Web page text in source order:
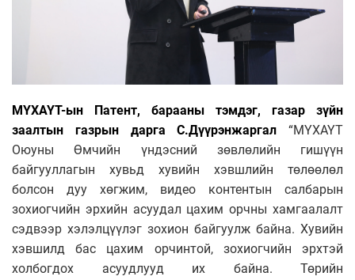
МҮХАҮТ-ын Патент, барааны тэмдэг, газар зүйн
заалтын газрын дарга С.Дүүрэнжаргал “МҮХАҮТ
Оюуны Өмчийн үндэсний зөвлөлийн гишүүн
байгууллагын хувьд хувийн хэвшлийн төлөөлөл
болсон дуу хөгжим, видео контентын салбарын
зохиогчийн эрхийн асуудал цахим орчны хамгаалалт
сэдвээр хэлэлцүүлэг зохион байгуулж байна. Хувийн
хэвшилд бас цахим орчинтой, зохиогчийн эрхтэй
холбогдох асуудлууд их байна. Төрийн